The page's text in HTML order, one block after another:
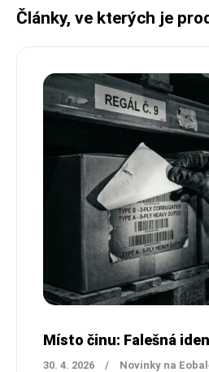
Články, ve kterých je
Místo činu: Falešná
30. 4. 2026 / Novinky na